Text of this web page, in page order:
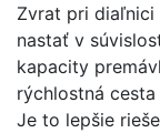
Zvrat pri diaľnici
nastať v
kapacity
rýchlostná
Je to lepšie